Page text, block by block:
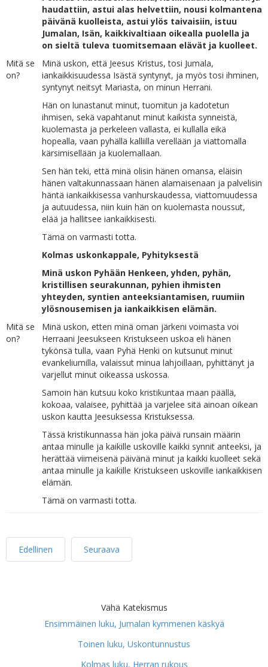
haudattiin, astui alas helvettiin, nousi kolmantena
päivänä kuolleista, astui ylös taivaisiin, istuu
Jumalan, Isän, kaikkivaltiaan oikealla puolella ja
on sieltä tuleva tuomitsemaan elävät ja kuolleet.
Mitä se
on?
Minä uskon, että Jeesus Kristus, tosi Jumala,
iankaikkisuudessa Isästä syntynyt, ja myös tosi ihminen,
syntynyt neitsyt Mariasta, on minun Herrani.
Hän on lunastanut minut, tuomitun ja kadotetun
ihmisen, sekä vapahtanut minut kaikista synneistä,
kuolemasta ja perkeleen vallasta, ei kullalla eikä
hopealla, vaan pyhällä kalliilla verellään ja viattomalla
kärsimisellään ja kuolemallaan.
Sen hän teki, että minä olisin hänen omansa, eläisin
hänen valtakunnassaan hänen alamaisenaan ja palvelisin
häntä iankaikkisessa vanhurskaudessa, viattomuudessa
ja autuudessa, niin kuin hän on kuolemasta noussut,
elää ja hallitsee iankaikkisesti.
Tämä on varmasti totta.
Kolmas uskonkappale, Pyhityksestä
Minä uskon Pyhään Henkeen, yhden, pyhän,
kristillisen seurakunnan, pyhien ihmisten
yhteyden, syntien anteeksiantamisen, ruumiin
ylösnousemisen ja iankaikkisen elämän.
Mitä se
on?
Minä uskon, etten minä oman järkeni voimasta voi
Herraani Jeesukseen Kristukseen uskoa eli hänen
tykönsä tulla, vaan Pyhä Henki on kutsunut minut
evankeliumilla, valaissut minua lahjoillaan, pyhittänyt ja
varjellut minut oikeassa uskossa.
Samoin hän kutsuu koko kristikuntaa maan päällä,
kokoaa, valaisee, pyhittää ja varjelee sitä ainoan oikean
uskon kautta Jeesuksessa Kristuksessa.
Tässä kristikunnassa hän joka päivä runsain määrin
antaa minulle ja kaikille uskoville kaikki synnit anteeksi, ja
herättää viimeisenä päivänä minut ja kaikki kuolleet sekä
antaa minulle ja kaikille Kristukseen uskoville iankaikkisen
elämän.
Tämä on varmasti totta.
Edellinen Seuraava
Vähä Katekismus
Ensimmäinen luku, Jumalan kymmenen käskyä
Toinen luku, Uskontunnustus
Kolmas luku, Herran rukous